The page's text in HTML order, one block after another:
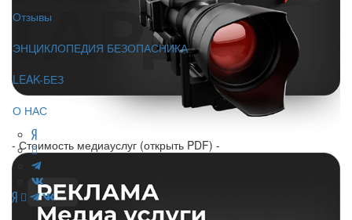
Отзывы
ЭНЦИКЛОПЕДИЯ БЕЗОПАСНИКА
LEAK-БЕЗ
О НАС
- Стоимость медиауслуг (открыть PDF) -